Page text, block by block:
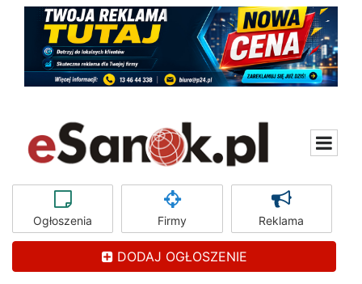
Ogłoszenia Firmy Reklama
DODAJ OGŁOSZENIE